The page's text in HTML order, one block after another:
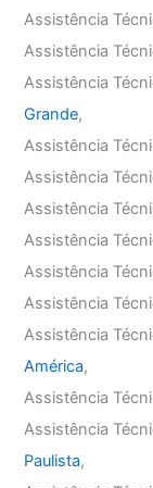
Assistência
Assistência
Assistência
Grande,
Assistência
Assistência
Assistência
Assistência
Assistência
Assistência
Assistência
América,
Assistência
Assistência
Paulista,